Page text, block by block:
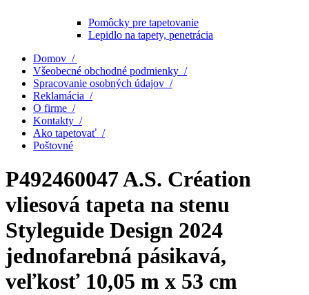
Pomôcky pre tapetovanie
Lepidlo na tapety, penetrácia
Domov /
Všeobecné obchodné podmienky /
Spracovanie osobných údajov /
Reklamácia /
O firme /
Kontakty /
Ako tapetovať /
Poštovné
P492460047 A.S. Création
vliesová tapeta na stenu
Styleguide Design 2024
jednofarebná pásikavá,
veľkosť 10,05 m x 53 cm